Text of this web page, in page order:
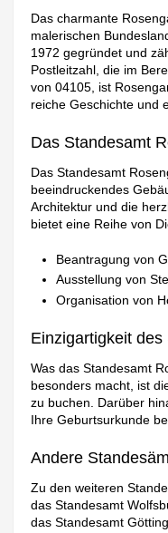
Das charmante
malerischen
1972 gegründet und
Postleitzahl, die im
von 04105, ist
reiche Geschichte und
Das Standesamt
Das Standesamt
beeindruckendes
Architektur und die
bietet eine Reihe von
Beantragung von
Ausstellung von
Organisation von
Einzigartigkeit
Was das Standesamt
besonders macht, ist
zu buchen. Darüber
Ihre Geburtsurkunde
Andere
Zu den weiteren
das Standesamt
das Standesamt